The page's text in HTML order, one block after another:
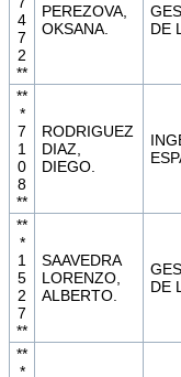
4
7
2
**
PEREZOVA,
OKSANA.
DE
**
*
7
1
0
8
**
RODRIGUEZ
DIAZ,
DIEGO.
**
*
1
5
2
7
**
SAAVEDRA
LORENZO,
ALBERTO.
DE
**
*